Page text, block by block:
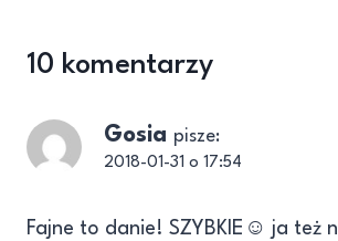
10 komentarzy
Gosia pisze:
2018-01-31 o 17:54
Fajne to danie! SZYBKIE☺ ja też